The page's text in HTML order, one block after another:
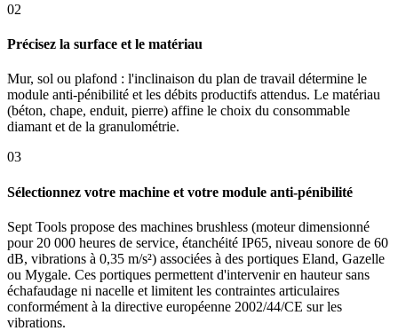
02
Précisez la surface et le matériau
Mur, sol ou plafond : l'inclinaison du plan de travail détermine le
module anti-pénibilité et les débits productifs attendus. Le matériau
(béton, chape, enduit, pierre) affine le choix du consommable
diamant et de la granulométrie.
03
Sélectionnez votre machine et votre module anti-pénibilité
Sept Tools propose des machines brushless (moteur dimensionné
pour 20 000 heures de service, étanchéité IP65, niveau sonore de 60
dB, vibrations à 0,35 m/s²) associées à des portiques Eland, Gazelle
ou Mygale. Ces portiques permettent d'intervenir en hauteur sans
échafaudage ni nacelle et limitent les contraintes articulaires
conformément à la directive européenne 2002/44/CE sur les
vibrations.